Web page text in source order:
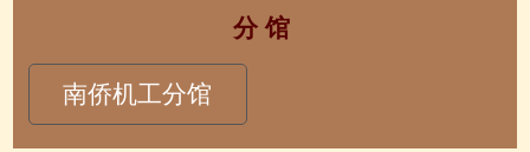
分 馆
南侨机工分馆